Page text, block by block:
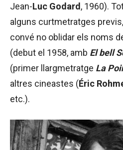
Jean-Luc Godard, 1960).
alguns curtmetratges
convé no oblidar els noms
(debut el 1958, amb El bell
(primer llargmetratge La
altres cineastes (Éric
etc.).